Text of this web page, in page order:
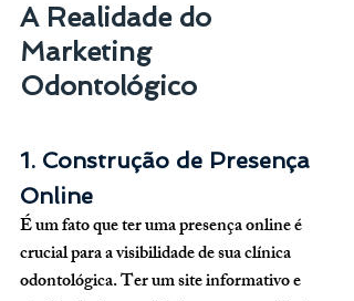
A Realidade do
Marketing
Odontológico
1. Construção de Presença
Online
É um fato que ter uma presença online é
crucial para a visibilidade de sua clínica
odontológica. Ter um site informativo e